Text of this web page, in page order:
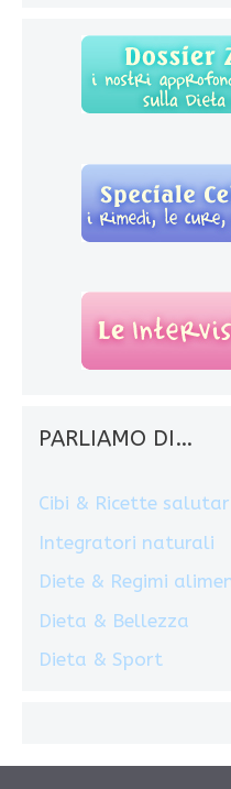
PARLIAMO DI…
Cibi & Ricette
Integratori naturali
Diete & Regimi
Dieta & Bellezza
Dieta & Sport